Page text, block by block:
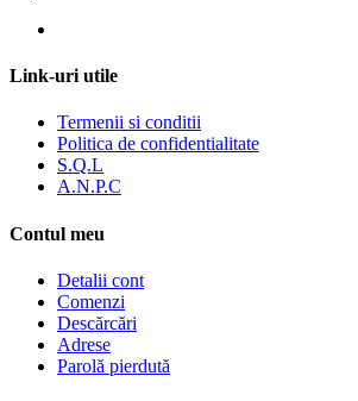
Link-uri utile
Termenii si conditii
Politica de confidentialitate
S.Q.L
A.N.P.C
Contul meu
Detalii cont
Comenzi
Descărcări
Adrese
Parolă pierdută